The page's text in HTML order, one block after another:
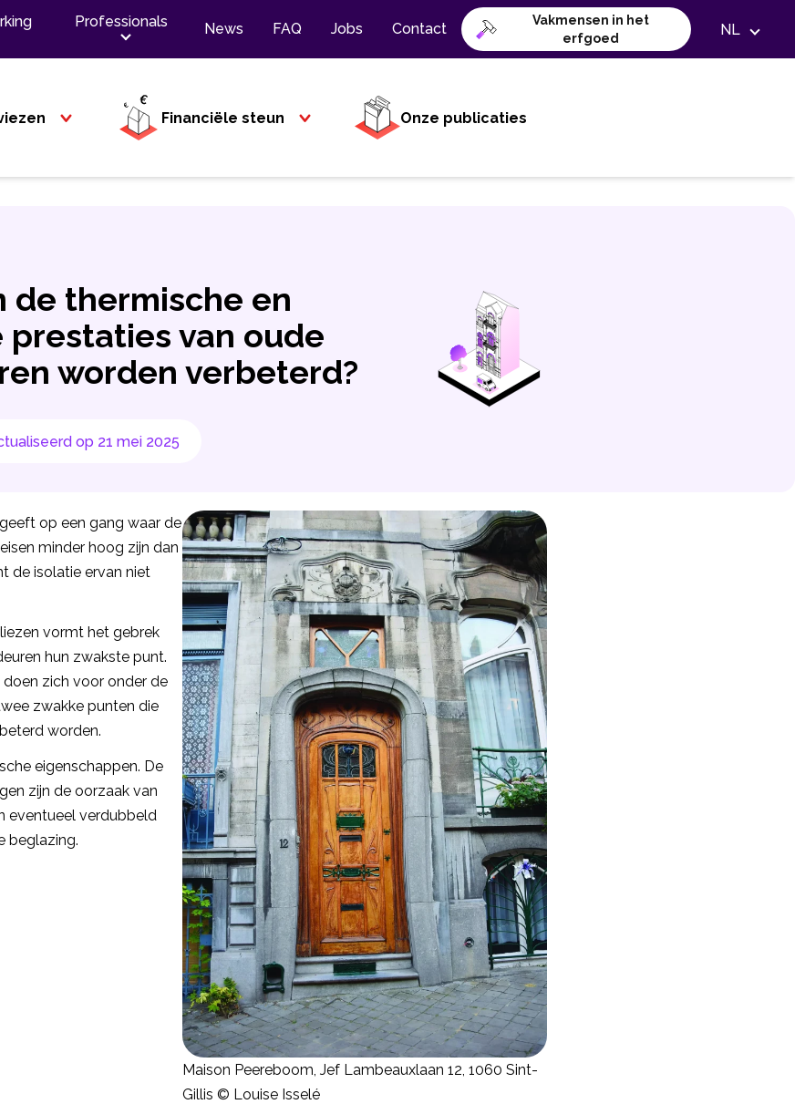
Professionals News FAQ Jobs Contact
Vakmensen in het
erfgoed
NL
Financiële steun Onze publicaties
de thermische en
prestaties van oude
worden verbeterd?
op 21 mei 2025
op een gang waar de
minder hoog zijn dan
de isolatie ervan niet
vormt het gebrek
hun zwakste punt.
zich voor onder de
zwakke punten die
worden.
eigenschappen. De
zijn de oorzaak van
eventueel verdubbeld
beglazing.
Maison Peereboom, Jef Lambeauxlaan 12, 1060 Sint-
Gillis © Louise Isselé